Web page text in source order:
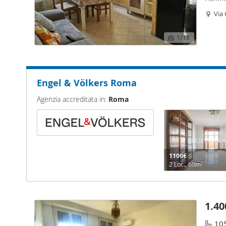
1/18
Via
Engel & Völkers Roma
Agenzia accreditata in: Roma
1100€
2 Loc., 60m2